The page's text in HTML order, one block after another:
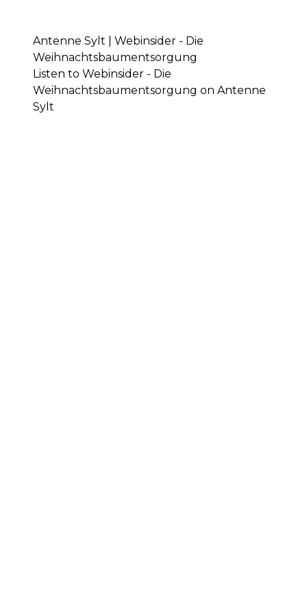
Antenne Sylt | Webinsider - Die
Weihnachtsbaumentsorgung
Listen to Webinsider - Die
Weihnachtsbaumentsorgung on Antenne
Sylt